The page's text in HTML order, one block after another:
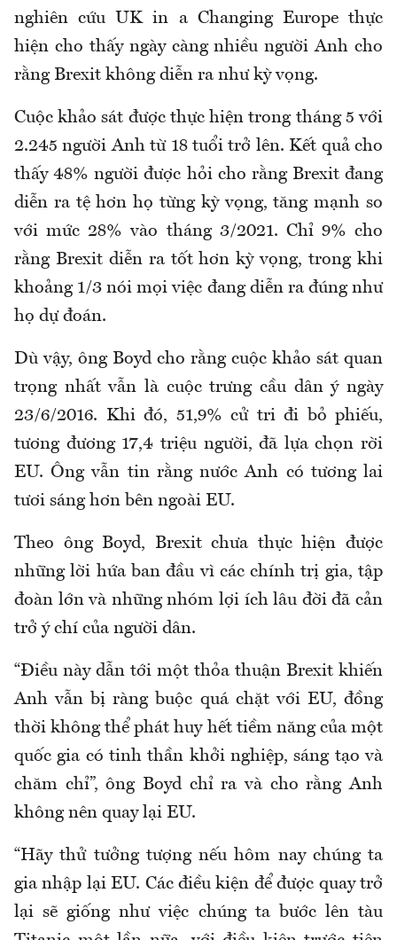
nghiên cứu UK in a Changing Europe thực
hiện cho thấy ngày càng nhiều người Anh cho
rằng Brexit không diễn ra như kỳ vọng.
Cuộc khảo sát được thực hiện trong tháng 5 với
2.245 người Anh từ 18 tuổi trở lên. Kết quả cho
thấy 48% người được hỏi cho rằng Brexit đang
diễn ra tệ hơn họ từng kỳ vọng, tăng mạnh so
với mức 28% vào tháng 3/2021. Chỉ 9% cho
rằng Brexit diễn ra tốt hơn kỳ vọng, trong khi
khoảng 1/3 nói mọi việc đang diễn ra đúng như
họ dự đoán.
Dù vậy, ông Boyd cho rằng cuộc khảo sát quan
trọng nhất vẫn là cuộc trưng cầu dân ý ngày
23/6/2016. Khi đó, 51,9% cử tri đi bỏ phiếu,
tương đương 17,4 triệu người, đã lựa chọn rời
EU. Ông vẫn tin rằng nước Anh có tương lai
tươi sáng hơn bên ngoài EU.
Theo ông Boyd, Brexit chưa thực hiện được
những lời hứa ban đầu vì các chính trị gia, tập
đoàn lớn và những nhóm lợi ích lâu đời đã cản
trở ý chí của người dân.
“Điều này dẫn tới một thỏa thuận Brexit khiến
Anh vẫn bị ràng buộc quá chặt với EU, đồng
thời không thể phát huy hết tiềm năng của một
quốc gia có tinh thần khởi nghiệp, sáng tạo và
chăm chỉ”, ông Boyd chỉ ra và cho rằng Anh
không nên quay lại EU.
“Hãy thử tưởng tượng nếu hôm nay chúng ta
gia nhập lại EU. Các điều kiện để được quay trở
lại sẽ giống như việc chúng ta bước lên tàu